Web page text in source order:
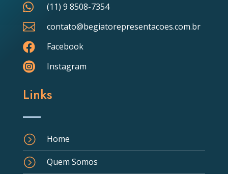
 (11) 9 8508-7354
 contato@begiatorepresentacoes.com.br
 Facebook
 Instagram
Links
= Home
= Quem Somos